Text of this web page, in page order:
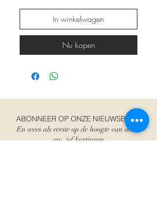
In winkelwagen
Nu kopen
ABONNEER OP ONZE NIEUWSBRIEF
En wees als eerste op de hoogte van acties
en- /of kortingen